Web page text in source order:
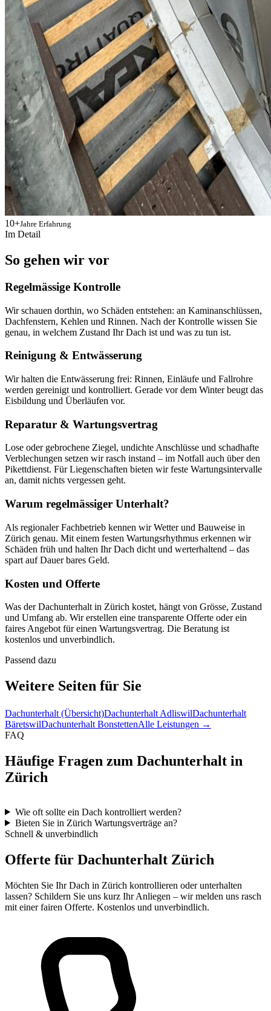
10+Jahre Erfahrung
Im Detail
So gehen wir vor
Regelmässige Kontrolle
Wir schauen dorthin, wo Schäden entstehen: an Kaminanschlüssen,
Dachfenstern, Kehlen und Rinnen. Nach der Kontrolle wissen Sie
genau, in welchem Zustand Ihr Dach ist und was zu tun ist.
Reinigung & Entwässerung
Wir halten die Entwässerung frei: Rinnen, Einläufe und Fallrohre
werden gereinigt und kontrolliert. Gerade vor dem Winter beugt das
Eisbildung und Überläufen vor.
Reparatur & Wartungsvertrag
Lose oder gebrochene Ziegel, undichte Anschlüsse und schadhafte
Verblechungen setzen wir rasch instand – im Notfall auch über den
Pikettdienst. Für Liegenschaften bieten wir feste Wartungsintervalle
an, damit nichts vergessen geht.
Warum regelmässiger Unterhalt?
Als regionaler Fachbetrieb kennen wir Wetter und Bauweise in
Zürich genau. Mit einem festen Wartungsrhythmus erkennen wir
Schäden früh und halten Ihr Dach dicht und werterhaltend – das
spart auf Dauer bares Geld.
Kosten und Offerte
Was der Dachunterhalt in Zürich kostet, hängt von Grösse, Zustand
und Umfang ab. Wir erstellen eine transparente Offerte oder ein
faires Angebot für einen Wartungsvertrag. Die Beratung ist
kostenlos und unverbindlich.
Passend dazu
Weitere Seiten für Sie
Dachunterhalt (Übersicht)Dachunterhalt AdliswilDachunterhalt
BäretswilDachunterhalt BonstettenAlle Leistungen →
FAQ
Häufige Fragen zum Dachunterhalt in
Zürich
Wie oft sollte ein Dach kontrolliert werden?
Bieten Sie in Zürich Wartungsverträge an?
Schnell & unverbindlich
Offerte für Dachunterhalt Zürich
Möchten Sie Ihr Dach in Zürich kontrollieren oder unterhalten
lassen? Schildern Sie uns kurz Ihr Anliegen – wir melden uns rasch
mit einer fairen Offerte. Kostenlos und unverbindlich.